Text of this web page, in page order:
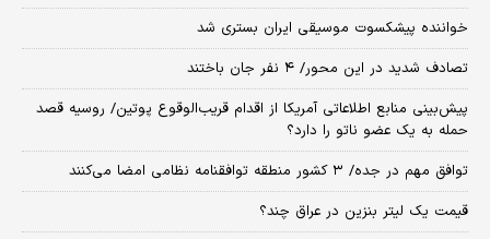
خواننده پیشکسوت موسیقی ایران بستری شد
تصادف شدید در این محور/ ۴ نفر جان باختند
پیش‌بینی منابع اطلاعاتی آمریکا از اقدام قریب‌الوقوع پوتین/ روسیه قصد
حمله به یک عضو ناتو را دارد؟
توافق مهم در جده/ ۳ کشور منطقه توافقنامه نظامی امضا می‌کنند
قیمت یک لیتر بنزین در عراق چند؟